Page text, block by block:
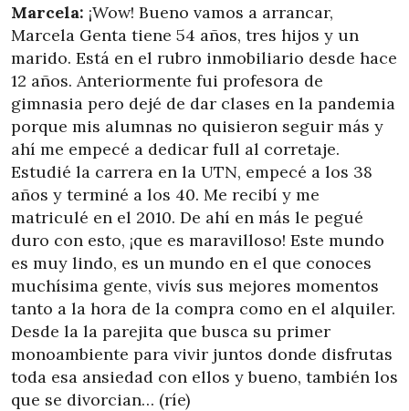
Marcela: ¡Wow! Bueno vamos a arrancar,
Marcela Genta tiene 54 años, tres hijos y un
marido. Está en el rubro inmobiliario desde hace
12 años. Anteriormente fui profesora de
gimnasia pero dejé de dar clases en la pandemia
porque mis alumnas no quisieron seguir más y
ahí me empecé a dedicar full al corretaje.
Estudié la carrera en la UTN, empecé a los 38
años y terminé a los 40. Me recibí y me
matriculé en el 2010. De ahí en más le pegué
duro con esto, ¡que es maravilloso! Este mundo
es muy lindo, es un mundo en el que conoces
muchísima gente, vivís sus mejores momentos
tanto a la hora de la compra como en el alquiler.
Desde la la parejita que busca su primer
monoambiente para vivir juntos donde disfrutas
toda esa ansiedad con ellos y bueno, también los
que se divorcian… (ríe)